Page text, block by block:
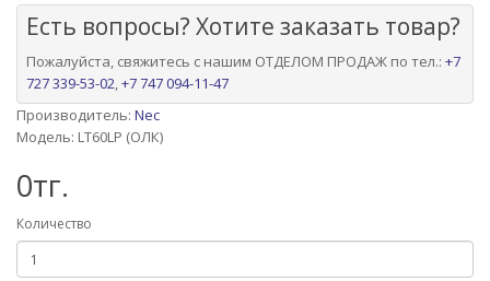
Есть вопросы? Хотите заказать товар?
Пожалуйста, свяжитесь с нашим ОТДЕЛОМ ПРОДАЖ по тел.: +7
727 339-53-02,+7 747 094-11-47
Производитель: Nec
Модель: LT60LP (ОЛК)
0тг.
Количество